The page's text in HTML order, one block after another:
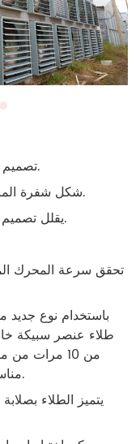
تصميم قناة هواء انسيابي ذو سطح منحني.
شكل شفرة المروحة الذي يتوافق مع الديناميكيات.
يقلل تصميم الفتحات الممتاز من فقدان التهوية.
تحقق سرعة المحرك
باستخدام نوع جديد
طلاء عنصر سبيكة
من 10 مرات
مناسب للغاية لتربية الماشية والدواجن.
يتميز الطلاء